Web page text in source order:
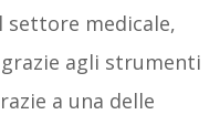
settore medicale,
agli strumenti
a una delle